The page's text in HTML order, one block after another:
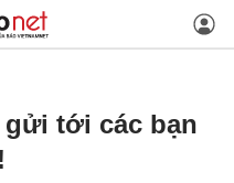
gửi tới các bạn